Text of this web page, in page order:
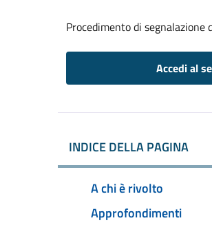
Procedimento di
Accedi al
INDICE DELLA PAGINA
A chi è rivolto
Approfondimenti